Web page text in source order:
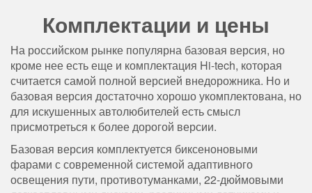
Комплектации и цены
На российском рынке популярна базовая версия, но
кроме нее есть еще и комплектация Hi-tech, которая
считается самой полной версией внедорожника. Но и
базовая версия достаточно хорошо укомплектована, но
для искушенных автолюбителей есть смысл
присмотреться к более дорогой версии.
Базовая версия комплектуется биксеноновыми
фарами с современной системой адаптивного
освещения пути, противотуманками, 22-дюймовыми